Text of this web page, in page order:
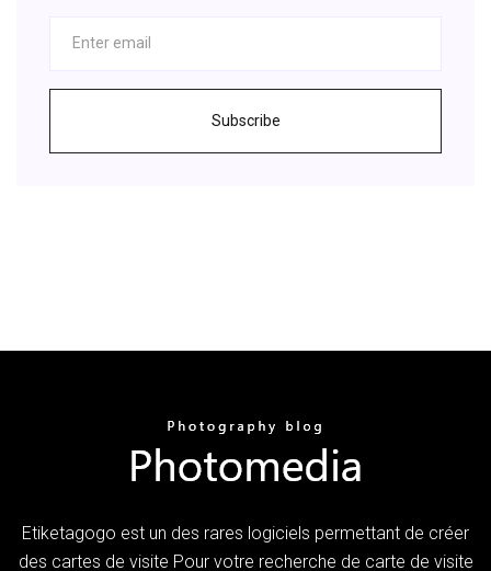
Subscribe
Etiketagogo est un des rares logiciels permettant de créer
des cartes de visite Pour votre recherche de carte de visite